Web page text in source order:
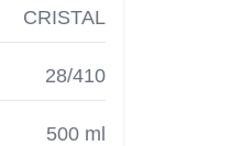
CRISTAL
28/410
500 ml